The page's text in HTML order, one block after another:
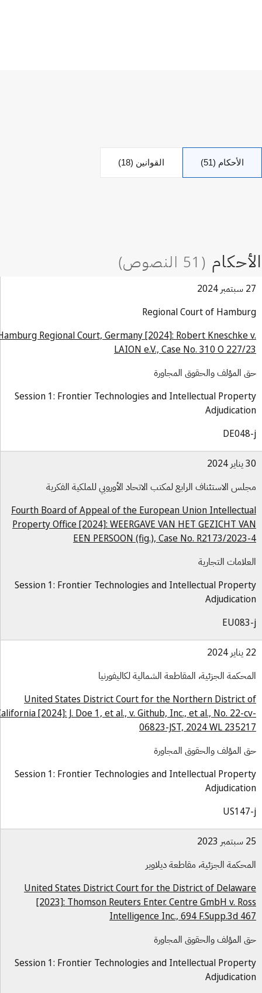
الأحكام (51) القوانين (18)
Regional Court of
Hamburg Regional Court, Germany [2024]: Robert Kneschke
LAION e.V., Case No. 310 O 227/
المؤلف والحقوق المجاورة
Session 1: Frontier Technologies and Intellectual
الاستئناف الرابع لمكتب الاتحاد الأوروبي للملكية الفكرية
Fourth Board of Appeal of the European Union
Property Office [2024]: WEERGAVE VAN HET GEZICHT
EEN PERSOON (fig.), Case No. R2173/
التجارية
Session 1: Frontier Technologies and Intellectual
الجزئية، المقاطعة الشمالية لكاليفورنيا
United States District Court for the Northern District
California [2024]: J. Doe 1, et al., v. Github, Inc., et al., No. 22-
06823-JST, 2024 WL
المؤلف والحقوق المجاورة
Session 1: Frontier Technologies and Intellectual
الجزئية، مقاطعة ديلاوير
United States District Court for the District of
[2023]: Thomson Reuters Enter. Centre GmbH v.
Intelligence Inc., 694 F.Supp.3d
المؤلف والحقوق المجاورة
Session 1: Frontier Technologies and Intellectual